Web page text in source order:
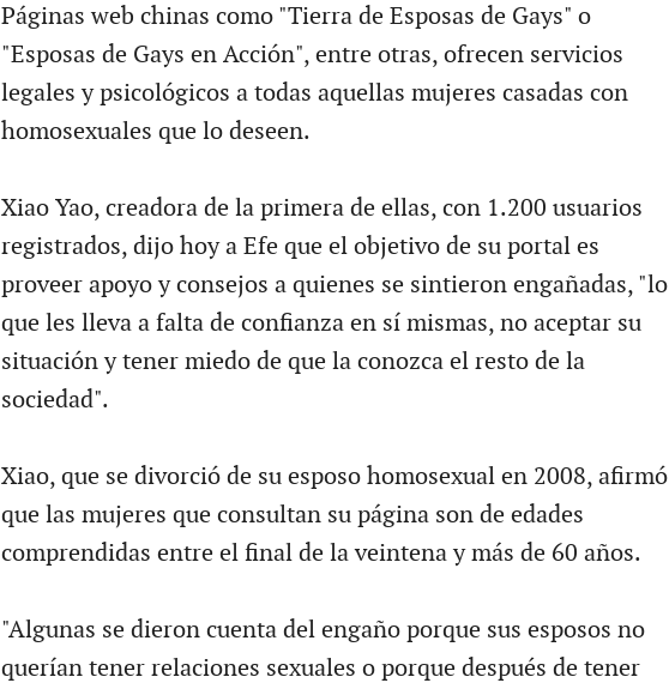
Páginas web chinas como "Tierra de Esposas de Gays" o
"Esposas de Gays en Acción", entre otras, ofrecen servicios
legales y psicológicos a todas aquellas mujeres casadas con
homosexuales que lo deseen.
Xiao Yao, creadora de la primera de ellas, con 1.200 usuarios
registrados, dijo hoy a Efe que el objetivo de su portal es
proveer apoyo y consejos a quienes se sintieron engañadas, "lo
que les lleva a falta de confianza en sí mismas, no aceptar su
situación y tener miedo de que la conozca el resto de la
sociedad".
Xiao, que se divorció de su esposo homosexual en 2008, afirmó
que las mujeres que consultan su página son de edades
comprendidas entre el final de la veintena y más de 60 años.
"Algunas se dieron cuenta del engaño porque sus esposos no
querían tener relaciones sexuales o porque después de tener